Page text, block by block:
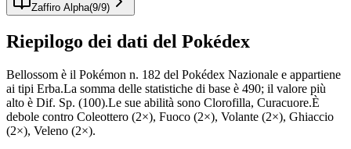
Zaffiro Alpha(9/9)
Riepilogo dei dati del Pokédex
Bellossom è il Pokémon n. 182 del Pokédex Nazionale e appartiene
ai tipi Erba.La somma delle statistiche di base è 490; il valore più
alto è Dif. Sp. (100).Le sue abilità sono Clorofilla, Curacuore.È
debole contro Coleottero (2×), Fuoco (2×), Volante (2×), Ghiaccio
(2×), Veleno (2×).